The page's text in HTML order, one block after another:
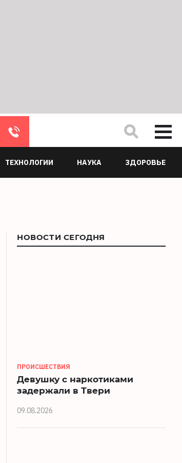
ТЕХНОЛОГИИ НАУКА ЗДОРОВЬЕ
НОВОСТИ СЕГОДНЯ
ПРОИСШЕСТВИЯ
Девушку с наркотиками
задержали в Твери
09.08.2026